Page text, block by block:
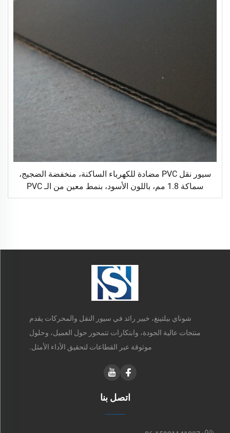
سيور نقل PVC مضادة للكهرباء الساكنة، منخفضة الضجيج،
سماكة 1.8 مم، باللون الأسود، بنمط معين من الـ PVC
منخفض الصوت، تُستخدم في أجهزة الجري (الت
شوناي بيلتينغ، خبير رائد في سيور النقل والمحركات يقدم
منتجات عالية الجودة، وابتكارات تتمحور حول العميل، وحلول
موثوقة عبر القطاعات لتحقيق الأداء الأمثل.
اتصل بنا